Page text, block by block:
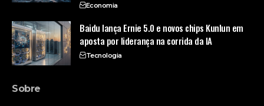
Economia
Baidu lança Ernie 5.0 e novos chips Kunlun em
aposta por liderança na corrida da IA
Tecnologia
Sobre